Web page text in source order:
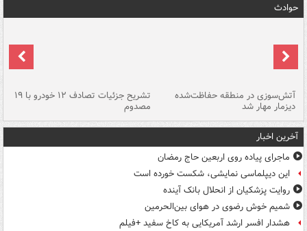
حوادث
آتش‌سوزی در منطقه حفاظت‌شده
دیزمار مهار شد
تشریح جزئیات تصادف ۱۲ خودرو با ۱۹
مصدوم
آخرین اخبار
ماجرای پیاده روی اربعین حاج رمضان
این دیپلماسی نمایشی، شکست خورده است
روایت پزشکیان از انحلال بانک آینده
شمیم خوش رضوی در هوای بین‌الحرمین
هشدار افسر ارشد آمریکایی به کاخ سفید +فیلم